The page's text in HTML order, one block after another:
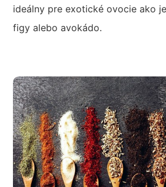
ideálny pre exotické ovocie ako
figy alebo avokádo.